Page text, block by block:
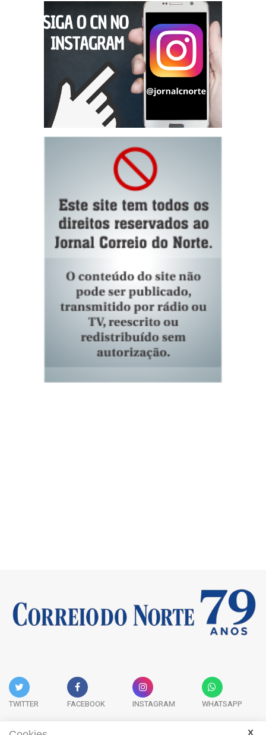
TWITTER FACEBOOK INSTAGRAM WHATSAPP